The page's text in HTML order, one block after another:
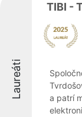
Laureáti
TIBI -
a patrí